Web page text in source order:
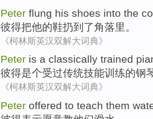
Peter flung his shoes into the
彼得把他的鞋扔到了角落里 。
《柯林斯英汉双解大词典》
Peter is a classically trained
彼得是个受过传统技能训练的钢
《柯林斯英汉双解大词典》
Peter offered to teach them